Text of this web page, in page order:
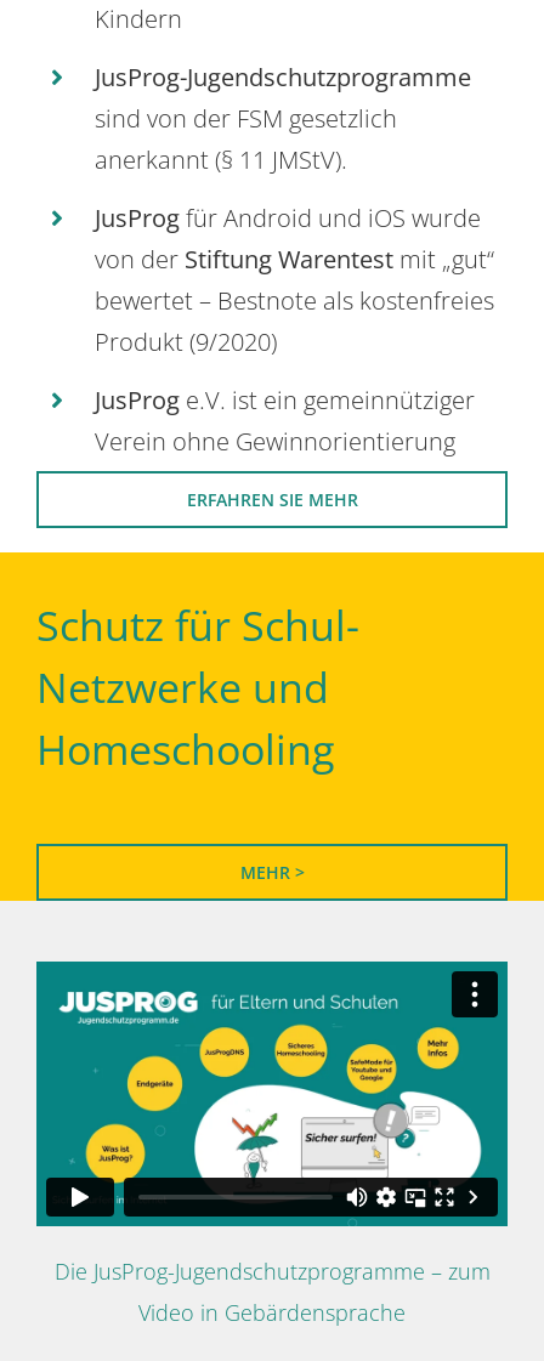
Kindern
JusProg-Jugendschutzprogramme
sind von der FSM gesetzlich
anerkannt (§ 11 JMStV).
JusProgfür Android und iOS wurde
von der Stiftung Warentest mit „gut“
bewertet – Bestnote als kostenfreies
Produkt (9/2020)
JusProg e.V. ist ein gemeinnütziger
Verein ohne Gewinnorientierung
ERFAHREN SIE MEHR
Schutz für Schul-
Netzwerke und
Homeschooling
MEHR >
Die JusProg-Jugendschutzprogramme – zum
Video in Gebärdensprache